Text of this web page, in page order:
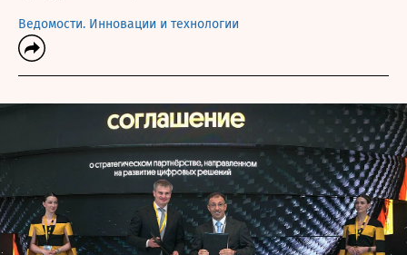
Ведомости. Инновации и технологии